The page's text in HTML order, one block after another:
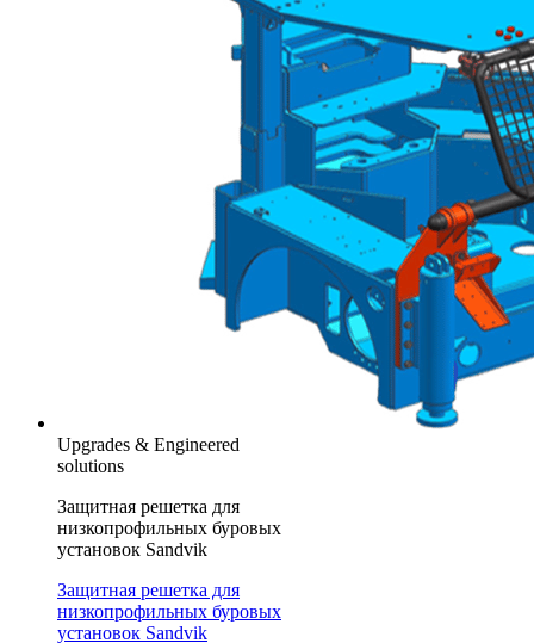
Upgrades & Engineered
solutions
Защитная решетка для
низкопрофильных буровых
установок Sandvik
Защитная решетка для
низкопрофильных буровых
установок Sandvik